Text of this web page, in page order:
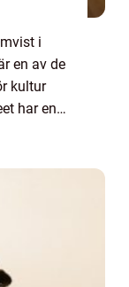
i
en av de
kultur
har en